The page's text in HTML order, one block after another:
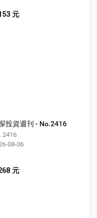
元
投資週刊 - No.2416
2416
08-06
元